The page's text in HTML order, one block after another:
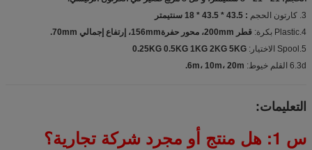
3. كارتون الحجم
: 43.5 * 43.5 * 18 سنتيمتر
4.Plastic بكرة:
قطر 200mm، محور حفرة156mm، إرتفاع إجمالي 70mm.
5.Spool الاختيار:
0.25KG 0.5KG 1KG 2KG 5KG
6.3d القلم خيوط:
6m، 10m، 20m.
التعليمات:
س 1: هل منتج أو مجرد شركة تجارية؟